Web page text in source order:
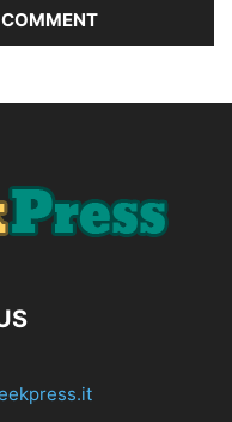
COMMENT